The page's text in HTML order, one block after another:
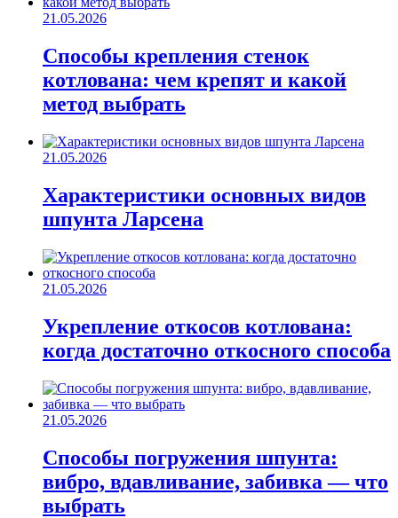
21.05.2026
Способы крепления стенок
котлована: чем крепят и какой
метод выбрать
21.05.2026
Характеристики основных видов
шпунта Ларсена
21.05.2026
Укрепление откосов котлована:
когда достаточно откосного способа
21.05.2026
Способы погружения шпунта:
вибро, вдавливание, забивка — что
выбрать